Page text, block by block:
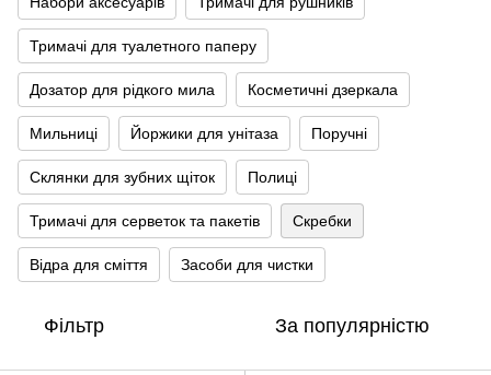
Тримачі для туалетного паперу
Дозатор для рідкого мила Косметичні дзеркала
Мильниці Йоржики для унітаза Поручні
Склянки для зубних щіток Полиці
Тримачі для серветок та пакетів Скребки
Відра для сміття Засоби для чистки
Фільтр За популярністю